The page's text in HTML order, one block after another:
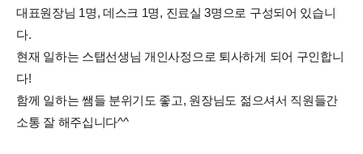
대표원장님 1명, 데스크 1명, 진료실 3명으로 구성되어 있습니
다.
현재 일하는 스탭선생님 개인사정으로 퇴사하게 되어 구인합니
다!
함께 일하는 쌤들 분위기도 좋고, 원장님도 젊으셔서 직원들간
소통 잘 해주십니다^^